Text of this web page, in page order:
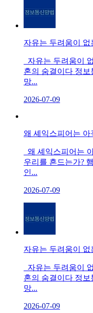
자유는 두려움이 없
자유는 두려움이
혼의 숨결이다 정보
망...
2026-07-09
왜 셰익스피어는 아
왜 셰익스피어는
우리를 흔드는가?
인...
2026-07-09
자유는 두려움이 없
자유는 두려움이
혼의 숨결이다 정보
망...
2026-07-09